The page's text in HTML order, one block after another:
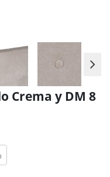
Crema y DM 8